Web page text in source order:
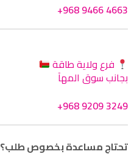
+968 9466 4663
فرع ولاية طاقة
بجانب سوق المهآ
+968 9209 3249
تحتاج مساعدة بخصوص طلب؟